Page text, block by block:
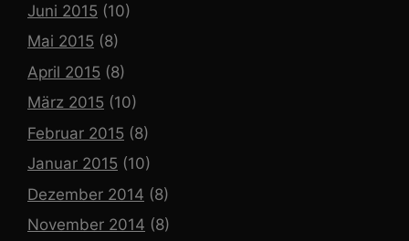
Juni 2015 (10)
Mai 2015 (8)
April 2015 (8)
März 2015 (10)
Februar 2015 (8)
Januar 2015 (10)
Dezember 2014 (8)
November 2014 (8)